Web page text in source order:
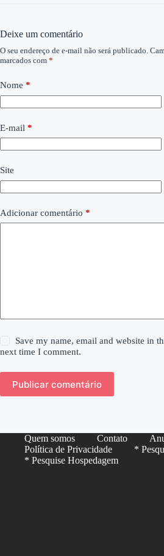
Deixe um comentário
O seu endereço de e-mail não será publicado.
marcados com *
Nome *
E-mail *
Site
Adicionar comentário *
Save my name, email and website in
next time I comment.
Publicar comentário
Quem somos Contato
Política de Privacidade
*
* Pesquise Hospedagem